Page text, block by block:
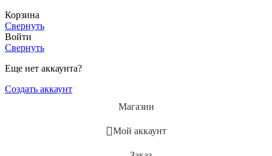
Корзина
Свернуть
Войти
Свернуть
Еще нет аккаунта?
Создать аккаунт
Магазин
Мой аккаунт